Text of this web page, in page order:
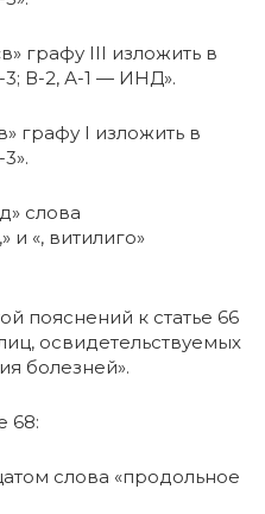
графу III изложить в
В-2, А-1 — ИНД».
графу I изложить в
слова
и «, витилиго»
пояснений к статье 66
освидетельствуемых
болезней».
68:
слова «продольное